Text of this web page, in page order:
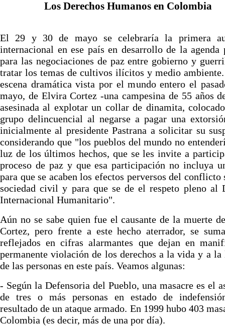
Los Derechos Humanos en Colombia
El 29 y 30 de mayo se celebraría la primera
internacional en ese país en desarrollo de la agenda
para las negociaciones de paz entre gobierno y
tratar los temas de cultivos ilícitos y medio
escena dramática vista por el mundo entero el
mayo, de Elvira Cortez -una campesina de 55 años
asesinada al explotar un collar de dinamita,
grupo delincuencial al negarse a pagar una
inicialmente al presidente Pastrana a solicitar su
considerando que "los pueblos del mundo no
luz de los últimos hechos, que se les invite a
proceso de paz y que esa participación no incluya
para que se acaben los efectos perversos del conflicto
sociedad civil y para que se de el respeto pleno al
Internacional Humanitario".
Aún no se sabe quien fue el causante de la muerte
Cortez, pero frente a este hecho aterrador, se
reflejados en cifras alarmantes que dejan en
permanente violación de los derechos a la vida y a
de las personas en este país. Veamos algunas:
- Según la Defensoria del Pueblo, una masacre es el
de tres o más personas en estado de
resultado de un ataque armado. En 1999 hubo 403
Colombia (es decir, más de una por día).